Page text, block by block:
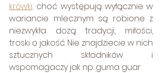
krówki, choć występują wyłącznie w
wariancie mlecznym są robione z
niezwykła dozą tradycji, miłości,
troski o jakość. Nie znajdziecie w nich
sztucznych składników i
wspomagaczy jak np. guma guar.